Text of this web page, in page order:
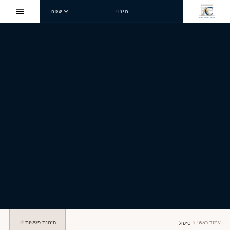
מינוי שפה
עמוד ראשי טיפול הזמנת פגישות